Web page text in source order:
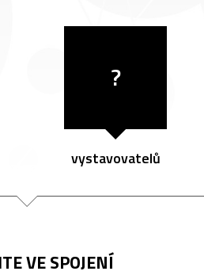
?
vystavovatelů
VE SPOJENÍ